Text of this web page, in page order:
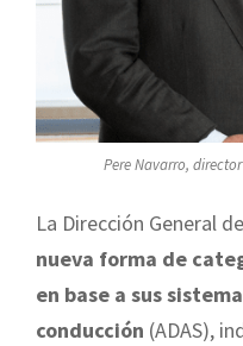
Pere Navarro,
La Dirección General
nueva forma de
en base a sus
conducción (ADAS),